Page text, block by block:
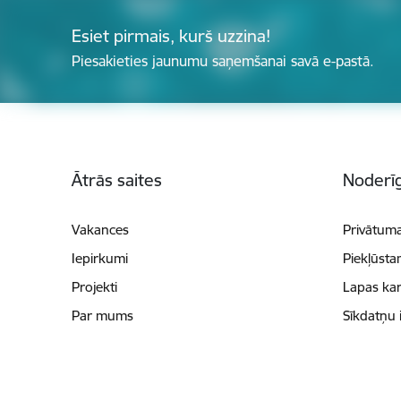
Esiet pirmais, kurš uzzina!
Piesakieties jaunumu saņemšanai savā e-pastā.
Ātrās saites
Vakances
Iepirkumi
Projekti
Par mums
Lapas
Sīkdatņu